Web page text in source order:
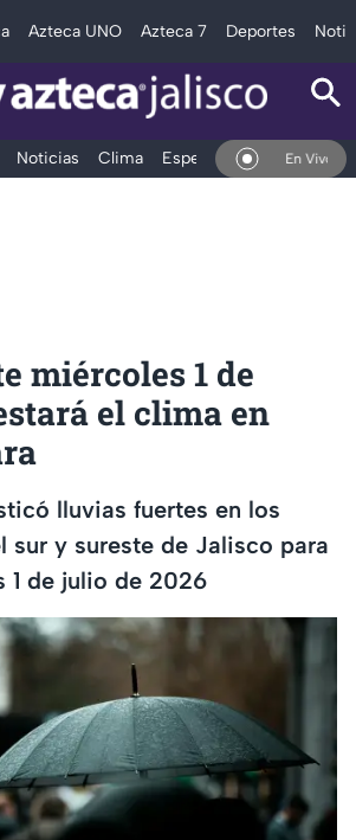
Azteca UNO Azteca 7 Deportes
Noticias Clima Espectáculos Deportes
En Vivo
miércoles 1 de
el clima en
lluvias fuertes en los
sur y sureste de Jalisco para
1 de julio de 2026